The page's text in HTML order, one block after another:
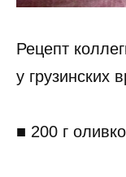
Рецепт
у грузинских
■ 200 г